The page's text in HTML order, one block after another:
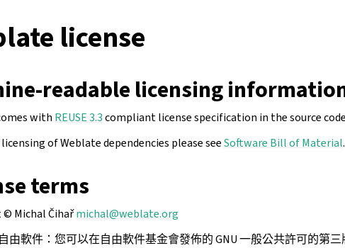
license
readable licensing
with REUSE 3.3compliant license specification in the source
of Weblate dependencies please seeSoftware Bill of Material.
terms
Michal Čihařmichal@weblate.org
由軟件：您可以在自由軟件基金會發佈的 GNU 一般公共許可的第三